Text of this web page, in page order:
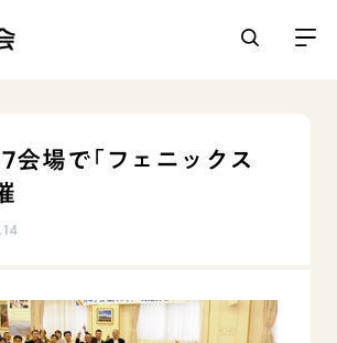
築
会場で「フェニックス